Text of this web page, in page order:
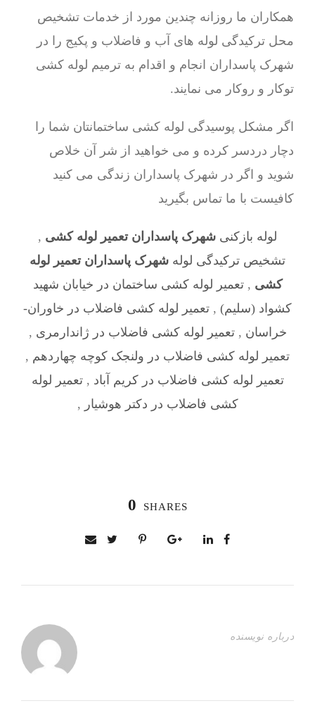
همکاران ما روزانه چندین مورد از خدمات تشخیص
محل ترکیدگی لوله های آب و فاضلاب و پکیج را در
شهرک پاسداران انجام و اقدام به ترمیم لوله کشی
توکار و روکار می نمایند.
اگر مشکل پوسیدگی لوله کشی ساختمانتان شما را
دچار دردسر کرده و می خواهید از شر آن خلاص
شوید و اگر در شهرک پاسداران زندگی می کنید
کافیست با ما تماس بگیرید
لوله بازکنی شهرک پاسداران تعمیر لوله کشی ,
تشخیص ترکیدگی لوله شهرک پاسداران تعمیر لوله
کشی ,تعمیر لوله کشی ساختمان در خیابان شهید
کشواد (سلیم) , تعمیر لوله کشی فاضلاب در خاوران-
خراسان ,تعمیر لوله کشی فاضلاب در ژاندارمری ,
تعمیر لوله کشی فاضلاب در ولنجک کوچه چهاردهم ,
تعمیر لوله کشی فاضلاب در کریم آباد ,تعمیر لوله
کشی فاضلاب در دکتر هوشیار ,
0 SHARES
درباره نویسنده